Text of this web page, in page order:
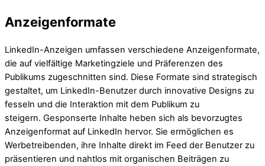
Anzeigenformate
LinkedIn-Anzeigen umfassen verschiedene Anzeigenformate,
die auf vielfältige Marketingziele und Präferenzen des
Publikums zugeschnitten sind. Diese Formate sind strategisch
gestaltet, um LinkedIn-Benutzer durch innovative Designs zu
fesseln und die Interaktion mit dem Publikum zu
steigern. Gesponserte Inhalte heben sich als bevorzugtes
Anzeigenformat auf LinkedIn hervor. Sie ermöglichen es
Werbetreibenden, ihre Inhalte direkt im Feed der Benutzer zu
präsentieren und nahtlos mit organischen Beiträgen zu